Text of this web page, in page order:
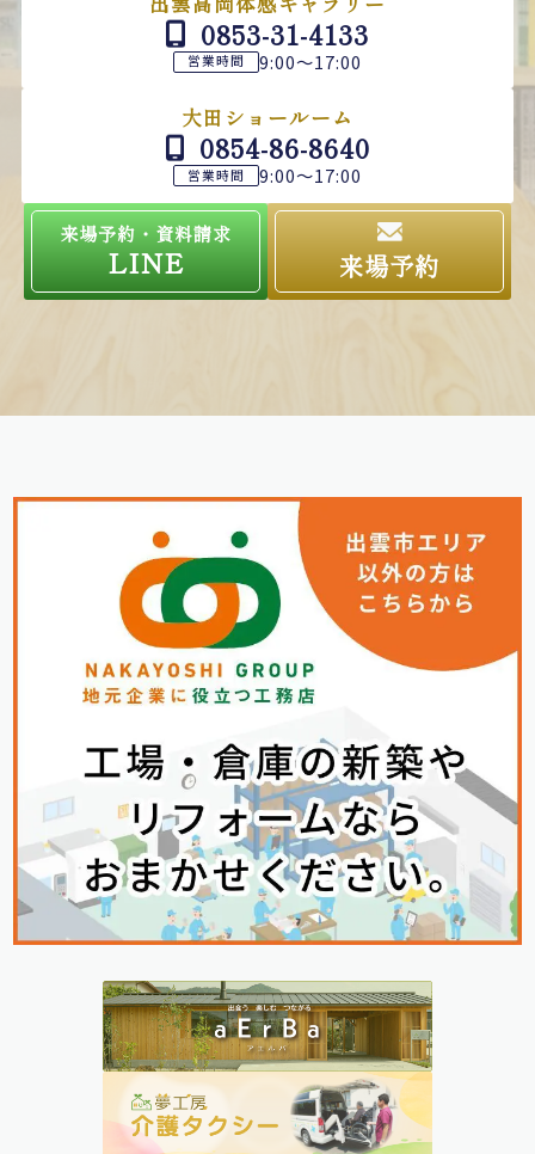
0853-31-4133
営業時間 9:00～17:00
大田ショールーム
0854-86-8640
営業時間 9:00～17:00
来場予約・資料請求
LINE 来場予約